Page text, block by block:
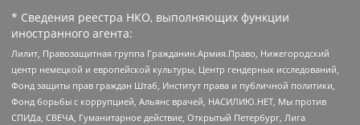
* Сведения реестра НКО, выполняющих функции
иностранного агента:
Лилит, Правозащитная группа Гражданин.Армия.Право, Нижегородский
центр немецкой и европейской культуры, Центр гендерных исследований,
Фонд защиты прав граждан Штаб, Институт права и публичной политики,
Фонд борьбы с коррупцией, Альянс врачей, НАСИЛИЮ.НЕТ, Мы против
СПИДа, СВЕЧА, Гуманитарное действие, Открытый Петербург, Лига